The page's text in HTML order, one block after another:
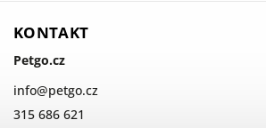
KONTAKT
Petgo.cz
info@petgo.cz
315 686 621